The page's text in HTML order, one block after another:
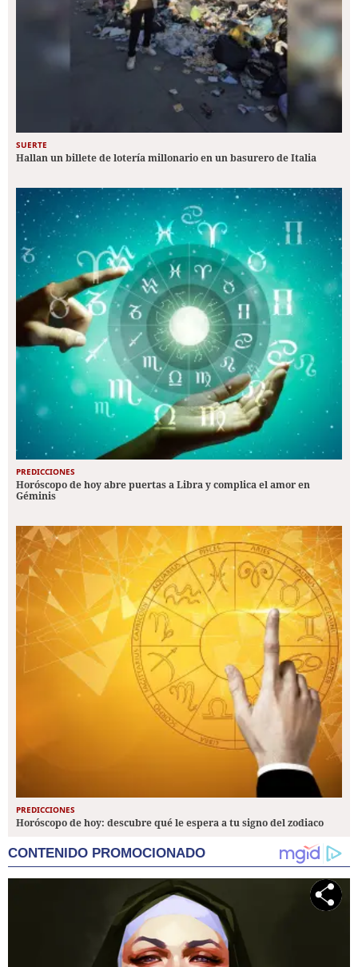
SUERTE
Hallan un billete de lotería millonario en un basurero de Italia
PREDICCIONES
Horóscopo de hoy abre puertas a Libra y complica el amor en
Géminis
PREDICCIONES
Horóscopo de hoy: descubre qué le espera a tu signo del zodiaco
CONTENIDO PROMOCIONADO